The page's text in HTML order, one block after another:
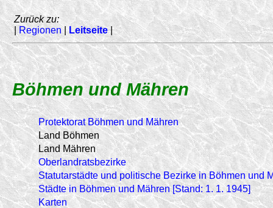
Zurück zu:
| Regionen | Leitseite|
Böhmen und Mähren
Protektorat Böhmen und Mähren
Land Böhmen
Land Mähren
Oberlandratsbezirke
Statutarstädte und politische Bezirke in Böhmen und
Städte in Böhmen und Mähren [Stand: 1. 1. 1945]
Karten